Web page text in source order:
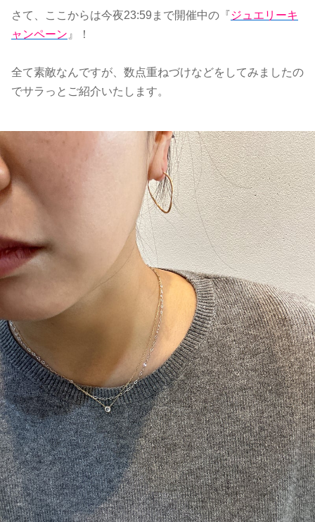
さて、ここからは今夜23:59まで開催中の『ジュエリーキ
ャンペーン 』！
全て素敵なんですが、数点重ねづけなどをしてみましたの
でサラっとご紹介いたします。